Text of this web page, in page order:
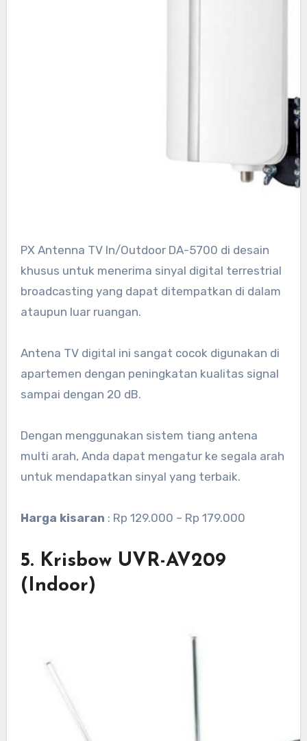
PX Antenna TV In/Outdoor DA-5700 di desain
khusus untuk menerima sinyal digital terrestrial
broadcasting yang dapat ditempatkan di dalam
ataupun luar ruangan.
Antena TV digital ini sangat cocok digunakan di
apartemen dengan peningkatan kualitas signal
sampai dengan 20 dB.
Dengan menggunakan sistem tiang antena
multi arah, Anda dapat mengatur ke segala arah
untuk mendapatkan sinyal yang terbaik.
Harga kisaran : Rp 129.000 – Rp 179.000
5. Krisbow UVR-AV209
(Indoor)